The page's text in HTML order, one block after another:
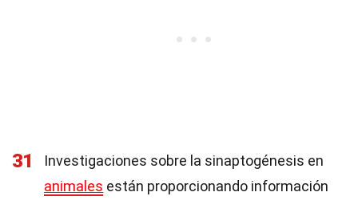
31
Investigaciones sobre la sinaptogénesis en
animales están proporcionando información